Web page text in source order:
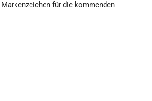
für die kommenden